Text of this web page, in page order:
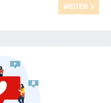
WEITER